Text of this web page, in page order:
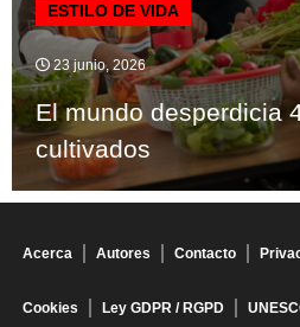
ESTILO DE VIDA
23 junio, 2026
El mundo desperdicia
cultivados
Acerca Autores Contacto
Cookies Ley GDPR / RGPD